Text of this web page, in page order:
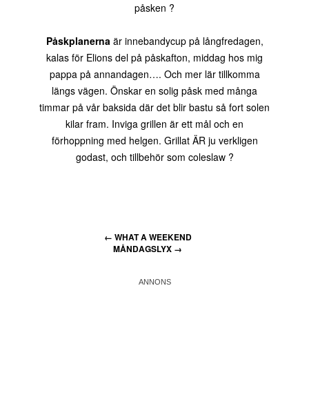
påsken ?
Påskplanernaär innebandycup på långfredagen,
kalas för Elions del på påskafton, middag hos mig
pappa på annandagen…. Och mer lär tillkomma
längs vägen. Önskar en solig påsk med många
timmar på vår baksida där det blir bastu så fort solen
kilar fram. Inviga grillen är ett mål och en
förhoppning med helgen. Grillat ÄR ju verkligen
godast, och tillbehör som coleslaw ?
← WHAT A WEEKEND
MÅNDAGSLYX →